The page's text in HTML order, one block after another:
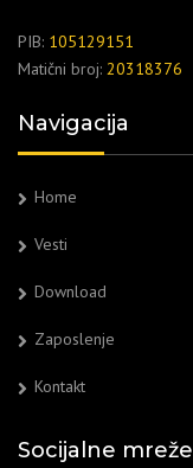
PIB: 105129151
Matični broj: 20318376
Navigacija
Home
Vesti
Download
Zaposlenje
Kontakt
Socijalne mreže